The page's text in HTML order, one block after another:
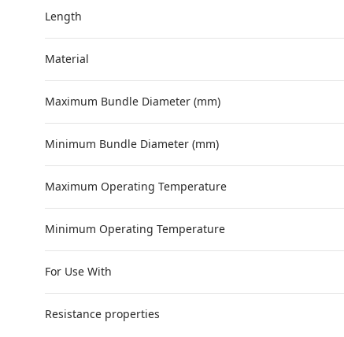
Length
Material
Maximum Bundle Diameter (mm)
Minimum Bundle Diameter (mm)
Maximum Operating Temperature
Minimum Operating Temperature
For Use With
Resistance properties